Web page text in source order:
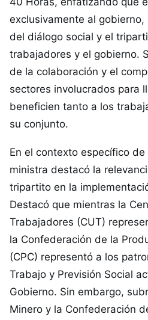
exclusivamente al
del diálogo social y el
trabajadores y el gobierno.
de la colaboración y el
sectores involucrados para
beneficien tanto a los
su conjunto.
En el contexto específico
ministra destacó la
tripartito en la
Destacó que mientras la
Trabajadores (CUT)
la Confederación de la
(CPC) representó a los
Trabajo y Previsión Social
Gobierno. Sin embargo,
Minero y la Confederación